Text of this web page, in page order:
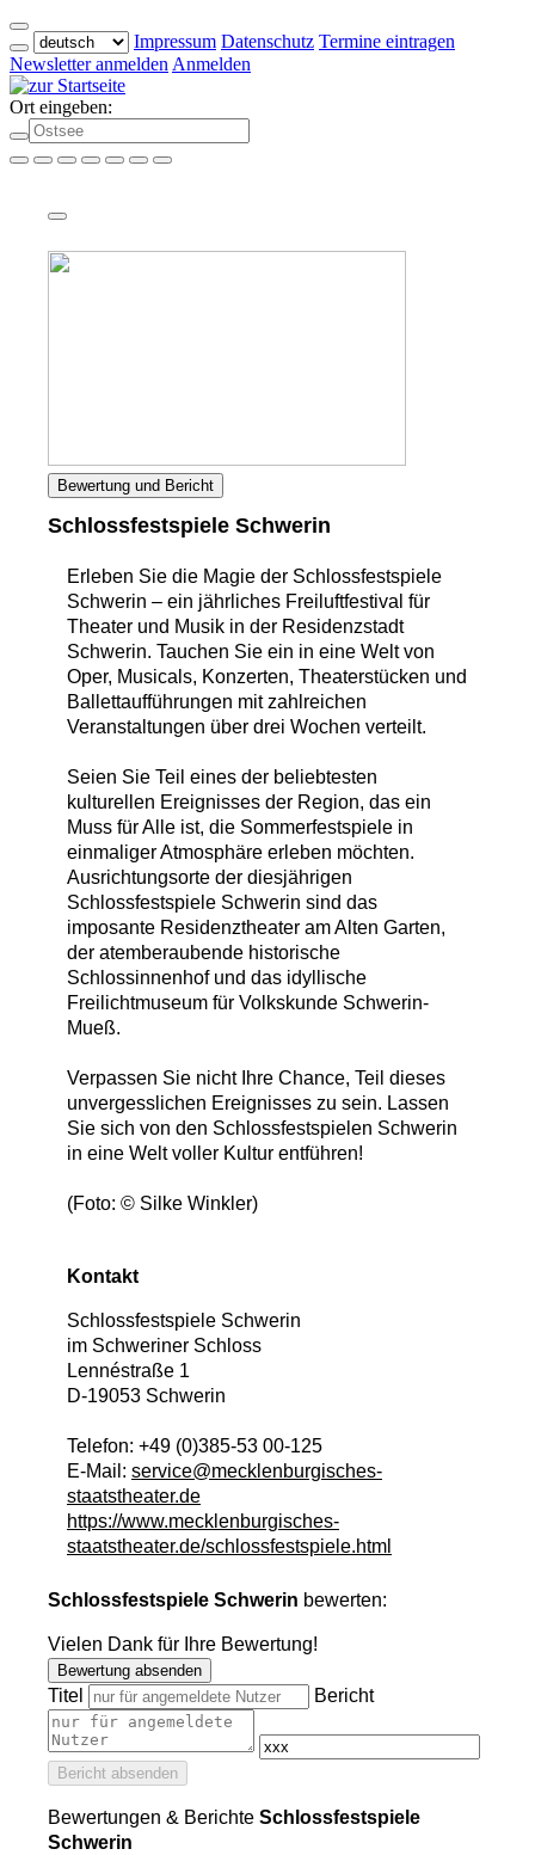
Impressum Datenschutz Termine eintragen
Newsletter anmelden Anmelden
Ort eingeben:
Bewertung und Bericht
Schlossfestspiele Schwerin
Erleben Sie die Magie der Schlossfestspiele
Schwerin – ein jährliches Freiluftfestival für
Theater und Musik in der Residenzstadt
Schwerin. Tauchen Sie ein in eine Welt von
Oper, Musicals, Konzerten, Theaterstücken und
Ballettaufführungen mit zahlreichen
Veranstaltungen über drei Wochen verteilt.
Seien Sie Teil eines der beliebtesten
kulturellen Ereignisses der Region, das ein
Muss für Alle ist, die Sommerfestspiele in
einmaliger Atmosphäre erleben möchten.
Ausrichtungsorte der diesjährigen
Schlossfestspiele Schwerin sind das
imposante Residenztheater am Alten Garten,
der atemberaubende historische
Schlossinnenhof und das idyllische
Freilichtmuseum für Volkskunde Schwerin-
Mueß.
Verpassen Sie nicht Ihre Chance, Teil dieses
unvergesslichen Ereignisses zu sein. Lassen
Sie sich von den Schlossfestspielen Schwerin
in eine Welt voller Kultur entführen!
(Foto: © Silke Winkler)
Kontakt
Schlossfestspiele Schwerin
im Schweriner Schloss
Lennéstraße 1
D-19053 Schwerin
Telefon: +49 (0)385-53 00-125
E-Mail: service@mecklenburgisches-
staatstheater.de
https://www.mecklenburgisches-
staatstheater.de/schlossfestspiele.html
Schlossfestspiele Schwerin bewerten:
Vielen Dank für Ihre Bewertung!
Bewertung absenden
Titel Bericht
Bericht absenden
Bewertungen & Berichte Schlossfestspiele
Schwerin